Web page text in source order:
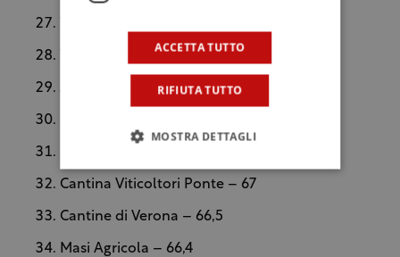
Vignaioli Veneto Friulani – 77,5
Araldica Castelvero – 70,9
Cantina Viticoltori Ponte – 67
Cantine di Verona – 66,5
Masi Agricola – 66,4
ACCETTA TUTTO
RIFIUTA TUTTO
MOSTRA DETTAGLI